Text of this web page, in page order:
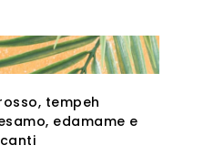
tempeh
edamame e